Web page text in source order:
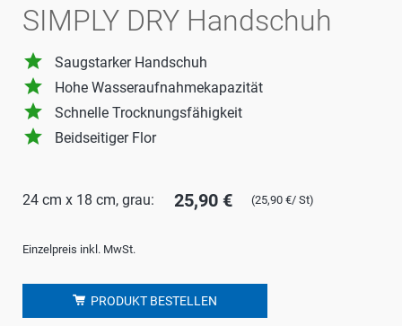
SIMPLY DRY Handschuh
grade Saugstarker Handschuh
grade Hohe Wasseraufnahmekapazität
grade Schnelle Trocknungsfähigkeit
grade Beidseitiger Flor
24 cm x 18 cm, grau: 25,90 € (25,90 €/ St)
Einzelpreis inkl. MwSt.
PRODUKT BESTELLEN